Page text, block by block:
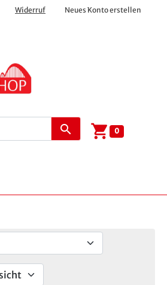
Widerruf Neues Konto erstellen
search shopping_cart 0